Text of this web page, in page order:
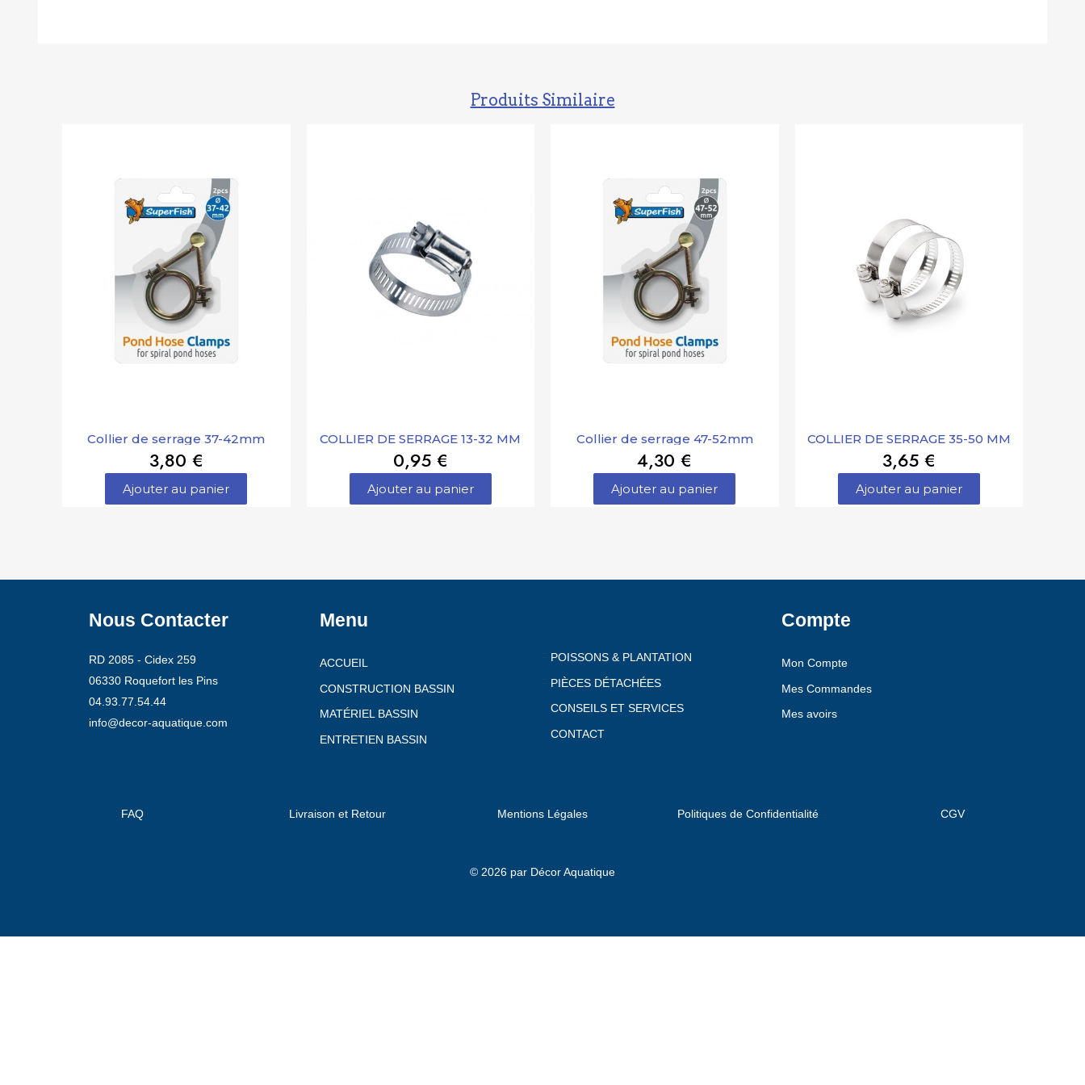
Produits Similaire
Collier de serrage 37-42mm
3,80 €
Ajouter au panier
COLLIER DE SERRAGE 13-32 MM
0,95 €
Ajouter au panier
Collier de serrage 47-52mm
4,30 €
Ajouter au panier
COLLIER DE SERRAGE 35-50 MM
3,65 €
Ajouter au panier
Nous Contacter
RD 2085 - Cidex 259
06330 Roquefort les Pins
04.93.77.54.44
info@decor-aquatique.com
Menu
ACCUEIL
CONSTRUCTION BASSIN
MATÉRIEL BASSIN
ENTRETIEN BASSIN
POISSONS & PLANTATION
PIÈCES DÉTACHÉES
CONSEILS ET SERVICES
CONTACT
Compte
Mon Compte
Mes Commandes
Mes avoirs
FAQ Livraison et Retour Mentions Légales Politiques de Confidentialité CGV
© 2026 par Décor Aquatique